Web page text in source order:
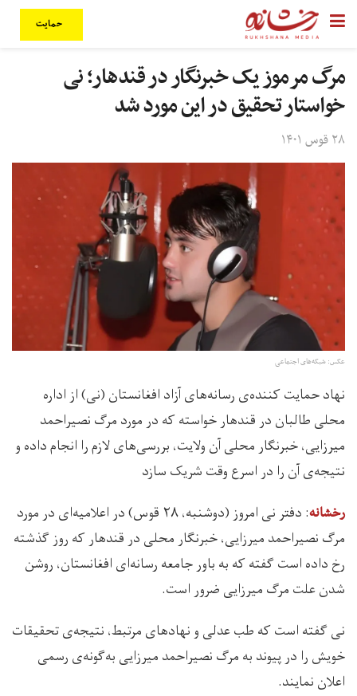
حمایت
مرگ مرموز یک خبرنگار در قندهار؛ نی
خواستار تحقیق در این مورد شد
۲۸ قوس ۱۴۰۱
عکس: شبکه‌های اجتماعی
نهاد حمایت کننده‌ی رسانه‌های آزاد افغانستان (نی) از اداره
محلی طالبان در قندهار خواسته که در مورد مرگ نصیراحمد
میرزایی، خبرنگار محلی آن ولایت، بررسی‌های لازم را انجام داده و
نتیجه‌ی آن را در اسرع وقت شریک سازد
رخشانه
: دفتر نی امروز (دوشنبه، ۲۸ قوس) در اعلامیه‌ای در مورد
مرگ نصیراحمد میرزایی، خبرنگار محلی در قندهار که روز گذشته
رخ داده است گفته که به ‌باور جامعه رسانه‌ای افغانستان، روشن
شدن علت مرگ میرزایی ضرور است.
نی گفته است که طب عدلی و نهادهای مرتبط، نتیجه‌ی تحقیقات
خویش‌ را در پیوند به مرگ نصیراحمد میرزایی به‌گونه‌ی رسمی
اعلان نمایند.